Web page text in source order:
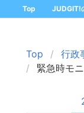
Top JUDGIT!
Top
行政
緊急時モ